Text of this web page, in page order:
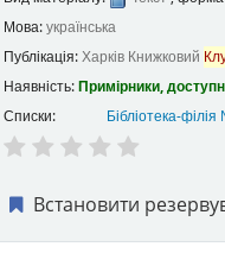
Мова:українська
Публікація:Харків Книжковий
Наявність:Примірники,
Списки:
Бібліотека-
Встановити